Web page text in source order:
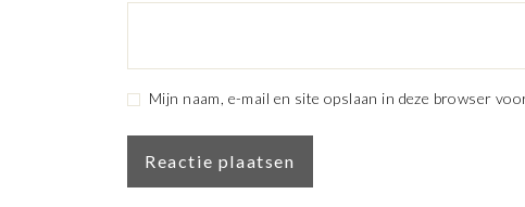
Mijn naam, e-mail en site opslaan in deze browser